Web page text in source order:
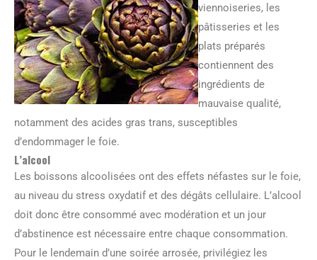
viennoiseries, les
pâtisseries et les
plats préparés
contiennent des
ingrédients de
mauvaise qualité,
notamment des acides gras trans, susceptibles
d’endommager le foie.
L’alcool
Les boissons alcoolisées ont des effets néfastes sur le foie,
au niveau du stress oxydatif et des dégâts cellulaire. L’alcool
doit donc être consommé avec modération et un jour
d’abstinence est nécessaire entre chaque consommation.
Pour le lendemain d’une soirée arrosée, privilégiez les